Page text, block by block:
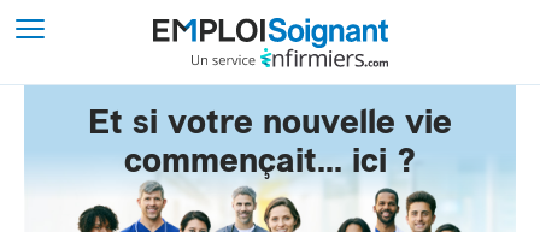
Et si votre nouvelle vie
commençait... ici ?